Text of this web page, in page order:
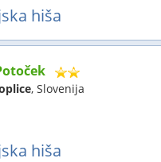
hiša
, Slovenija
hiša